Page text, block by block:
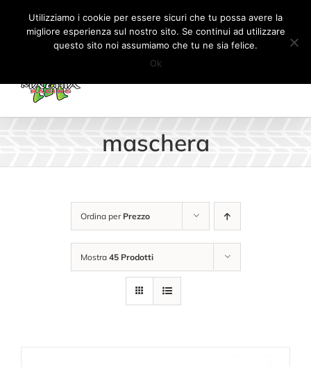
Salta
contenuto
Il mio account CARRELLO
maschera
Ordina per Prezzo
Mostra 45 Prodotti
Utilizziamo i cookie per essere sicuri che tu possa avere la
migliore esperienza sul nostro sito. Se continui ad utilizzare
questo sito noi assumiamo che tu ne sia felice.
Ok